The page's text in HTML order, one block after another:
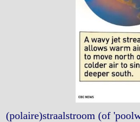
(polaire)straalstroom (of